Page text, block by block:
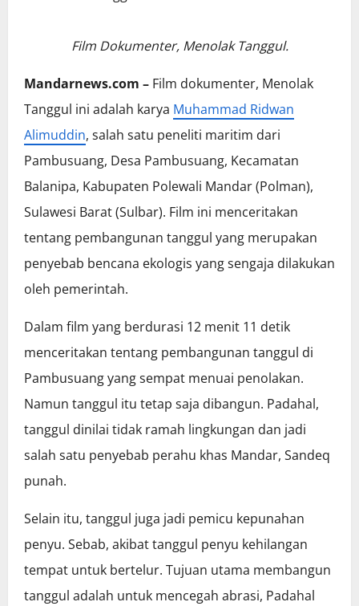
Film Dokumenter, Menolak Tanggul.
Mandarnews.com – Film dokumenter, Menolak
Tanggul ini adalah karya Muhammad Ridwan
Alimuddin, salah satu peneliti maritim dari
Pambusuang, Desa Pambusuang, Kecamatan
Balanipa, Kabupaten Polewali Mandar (Polman),
Sulawesi Barat (Sulbar). Film ini menceritakan
tentang pembangunan tanggul yang merupakan
penyebab bencana ekologis yang sengaja dilakukan
oleh pemerintah.
Dalam film yang berdurasi 12 menit 11 detik
menceritakan tentang pembangunan tanggul di
Pambusuang yang sempat menuai penolakan.
Namun tanggul itu tetap saja dibangun. Padahal,
tanggul dinilai tidak ramah lingkungan dan jadi
salah satu penyebab perahu khas Mandar, Sandeq
punah.
Selain itu, tanggul juga jadi pemicu kepunahan
penyu. Sebab, akibat tanggul penyu kehilangan
tempat untuk bertelur. Tujuan utama membangun
tanggul adalah untuk mencegah abrasi, Padahal